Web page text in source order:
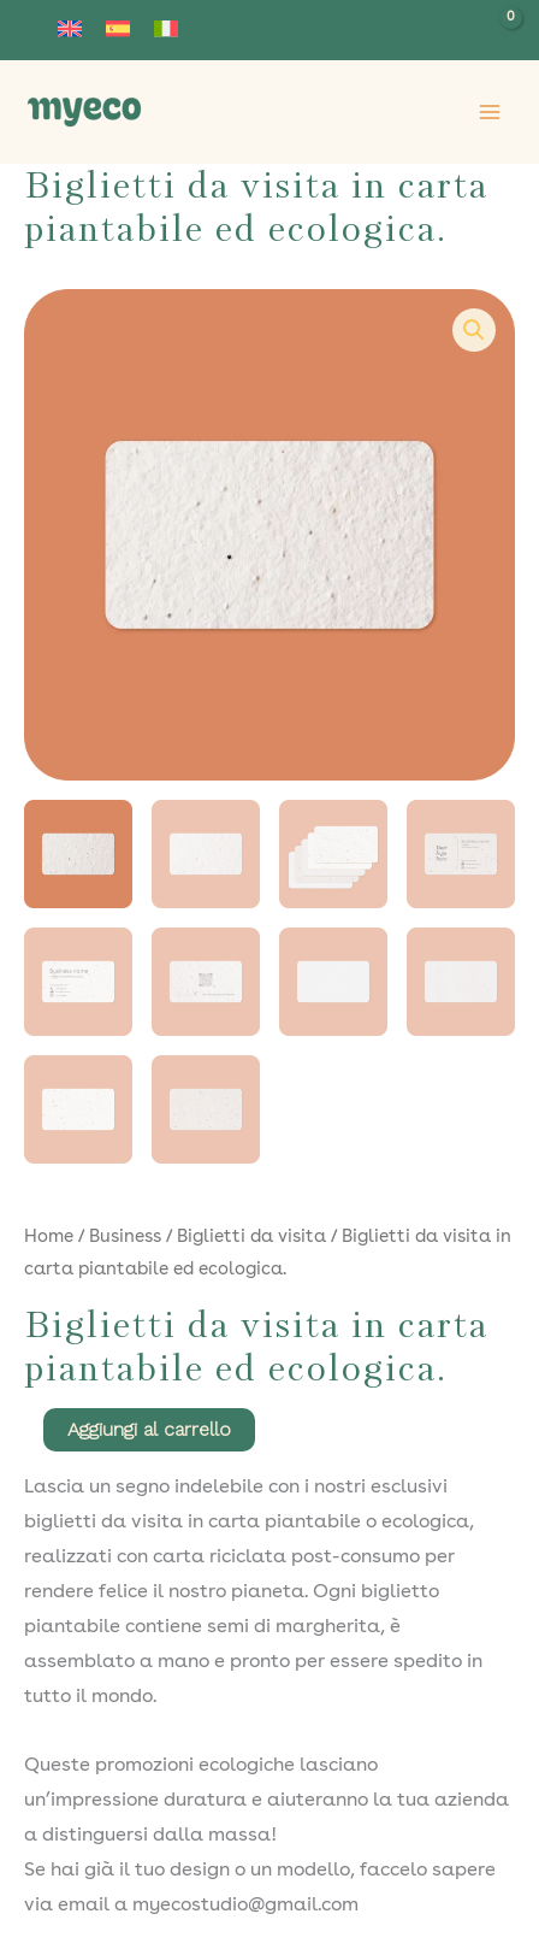
Biglietti da visita in carta
piantabile ed ecologica.
Home / Business / Biglietti da visita / Biglietti da visita in
carta piantabile ed ecologica.
Biglietti da visita in carta
piantabile ed ecologica.
Biglietti
visita
in
carta
piantabile
ed
ecologica.
quantità
Aggiungi al carrello
Lascia un segno indelebile con i nostri esclusivi
biglietti da visita in carta piantabile o ecologica,
realizzati con carta riciclata post-consumo per
rendere felice il nostro pianeta. Ogni biglietto
piantabile contiene semi di margherita, è
assemblato a mano e pronto per essere spedito in
tutto il mondo.
Queste promozioni ecologiche lasciano
un’impressione duratura e aiuteranno la tua azienda
a distinguersi dalla massa!
Se hai già il tuo design o un modello, faccelo sapere
via email a myecostudio@gmail.com